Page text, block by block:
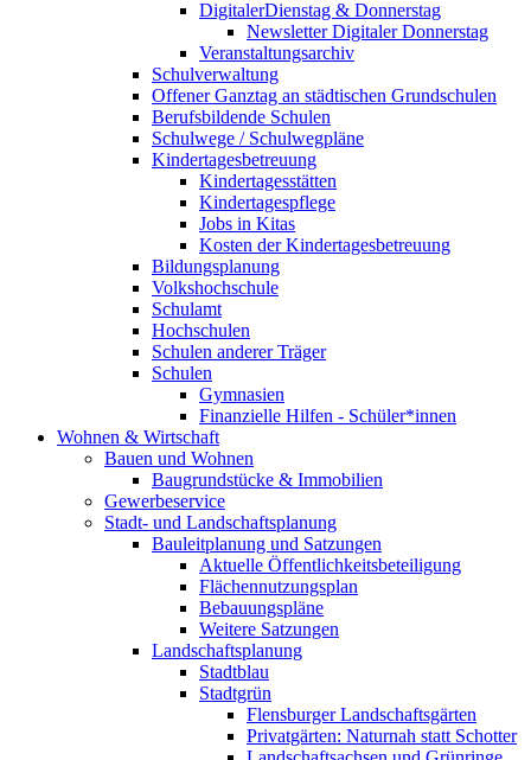
DigitalerDienstag & Donnerstag
Newsletter Digitaler Donnerstag
Veranstaltungsarchiv
Schulverwaltung
Offener Ganztag an städtischen Grundschulen
Berufsbildende Schulen
Schulwege / Schulwegpläne
Kindertagesbetreuung
Kindertagesstätten
Kindertagespflege
Jobs in Kitas
Kosten der Kindertagesbetreuung
Bildungsplanung
Volkshochschule
Schulamt
Hochschulen
Schulen anderer Träger
Schulen
Gymnasien
Finanzielle Hilfen - Schüler*innen
Wohnen & Wirtschaft
Bauen und Wohnen
Baugrundstücke & Immobilien
Gewerbeservice
Stadt- und Landschaftsplanung
Bauleitplanung und Satzungen
Aktuelle Öffentlichkeitsbeteiligung
Flächennutzungsplan
Bebauungspläne
Weitere Satzungen
Landschaftsplanung
Stadtblau
Stadtgrün
Flensburger Landschaftsgärten
Privatgärten: Naturnah statt Schotter